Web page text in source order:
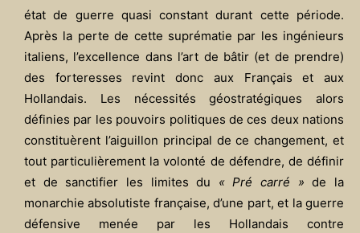
état de guerre quasi constant durant cette période.
Après la perte de cette suprématie par les ingénieurs
italiens, l’excellence dans l’art de bâtir (et de prendre)
des forteresses revint donc aux Français et aux
Hollandais. Les nécessités géostratégiques alors
définies par les pouvoirs politiques de ces deux nations
constituèrent l’aiguillon principal de ce changement, et
tout particulièrement la volonté de défendre, de définir
et de sanctifier les limites du « Pré carré » de la
monarchie absolutiste française, d’une part, et la guerre
défensive menée par les Hollandais contre